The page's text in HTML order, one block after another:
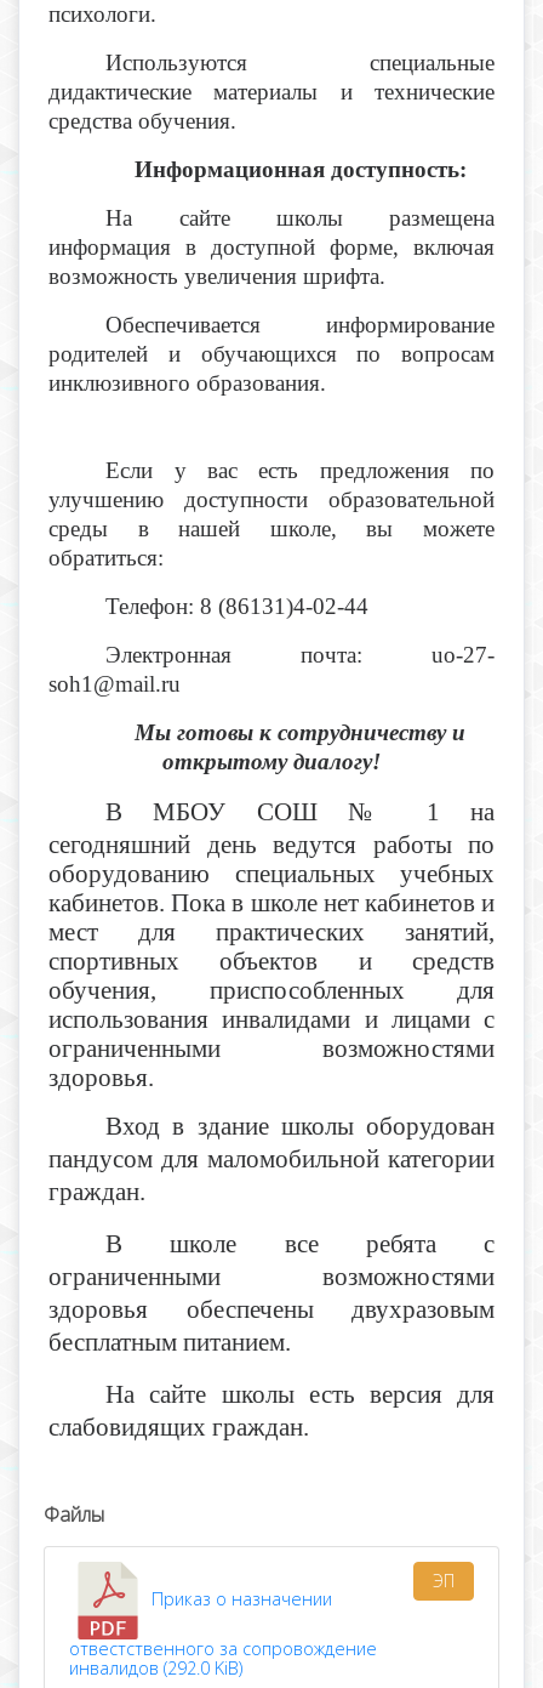
психологи.
Используются специальные
дидактические материалы и технические
средства обучения.
Информационная доступность:
На сайте школы размещена
информация в доступной форме, включая
возможность увеличения шрифта.
Обеспечивается информирование
родителей и обучающихся по вопросам
инклюзивного образования.
Если у вас есть предложения по
улучшению доступности образовательной
среды в нашей школе, вы можете
обратиться:
Телефон: 8 (86131)4-02-44
Электронная почта: uo-27-
soh1@mail.ru
Мы готовы к сотрудничеству и
открытому диалогу!
В МБОУ СОШ № 1 на
сегодняшний день ведутся работы по
оборудованию специальных учебных
кабинетов. Пока в школе нет кабинетов и
мест для практических занятий,
спортивных объектов и средств
обучения, приспособленных для
использования инвалидами и лицами с
ограниченными возможностями
здоровья.
Вход в здание школы оборудован
пандусом для маломобильной категории
граждан.
В школе все ребята с
ограниченными возможностями
здоровья обеспечены двухразовым
бесплатным питанием.
На сайте школы есть версия для
слабовидящих граждан.
Файлы
Приказ о назначении
отвестственного за сопровождение
инвалидов (292.0 KiB)
ЭП